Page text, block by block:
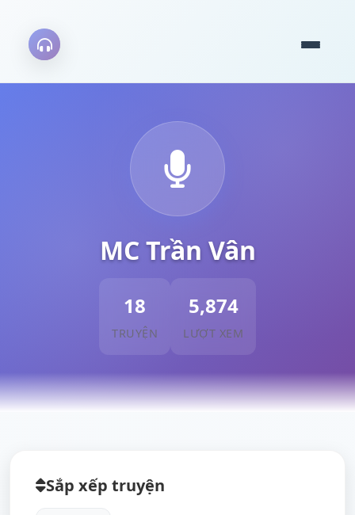
MC Trần Vân
18
TRUYỆN
5,874
LƯỢT XEM
Sắp xếp truyện